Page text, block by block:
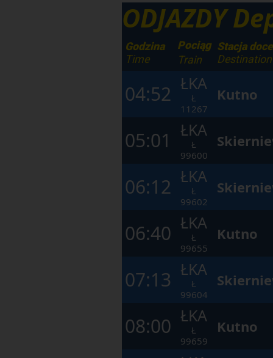
ODJAZDY
Godzina
Time
Pociąg
Train
Stacja
Destination
04:52 ŁKA
Ł
11267
Kutno
05:01
ŁKA
Ł
99600
06:12 ŁKA
Ł
99602
06:40 ŁKA
Ł
99655
Kutno
07:13 ŁKA
Ł
99604
08:00 ŁKA
Ł
99659
Kutno